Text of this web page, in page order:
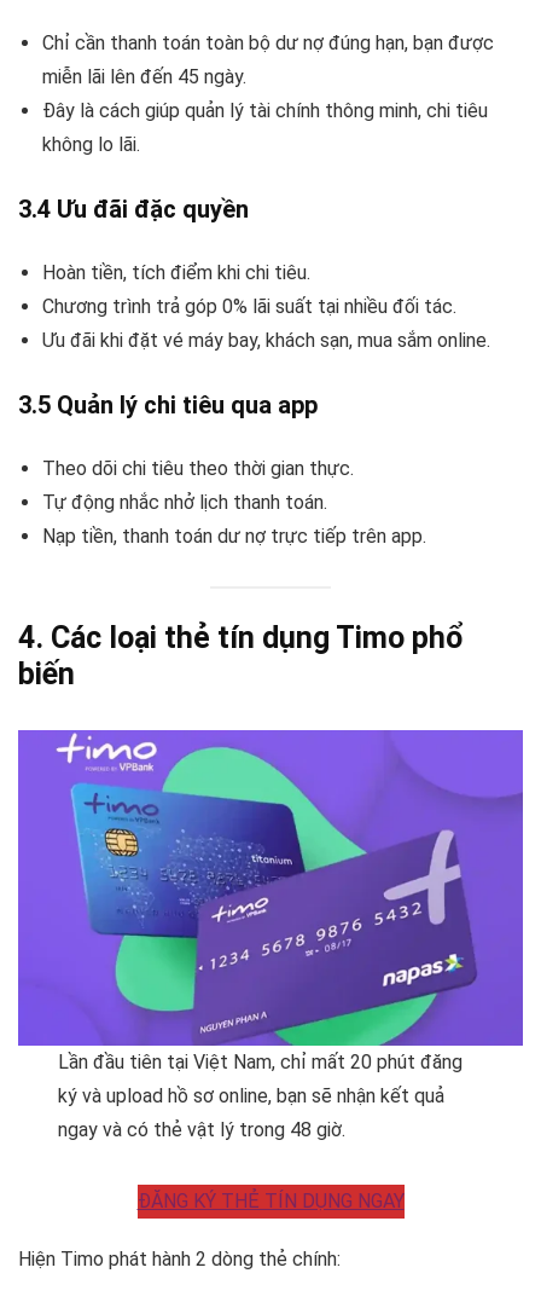
Chỉ cần thanh toán toàn bộ dư nợ đúng hạn, bạn được
miễn lãi lên đến 45 ngày.
Đây là cách giúp quản lý tài chính thông minh, chi tiêu
không lo lãi.
3.4 Ưu đãi đặc quyền
Hoàn tiền, tích điểm khi chi tiêu.
Chương trình trả góp 0% lãi suất tại nhiều đối tác.
Ưu đãi khi đặt vé máy bay, khách sạn, mua sắm online.
3.5 Quản lý chi tiêu qua app
Theo dõi chi tiêu theo thời gian thực.
Tự động nhắc nhở lịch thanh toán.
Nạp tiền, thanh toán dư nợ trực tiếp trên app.
4. Các loại thẻ tín dụng Timo phổ
biến
Lần đầu tiên tại Việt Nam, chỉ mất 20 phút đăng
ký và upload hồ sơ online, bạn sẽ nhận kết quả
ngay và có thẻ vật lý trong 48 giờ.
ĐĂNG KÝ THẺ TÍN DỤNG NGAY
Hiện Timo phát hành 2 dòng thẻ chính: